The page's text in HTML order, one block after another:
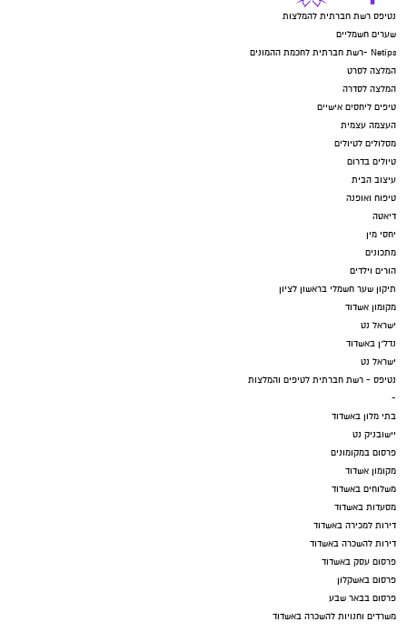
נטיפס רשת חברתית להמלצות
שערים חשמליים
Netips -רשת חברתית לחכמת ההמונים
המלצה לסרט
המלצה לסדרה
טיפים ליחסים אישיים
העצמה עצמית
מסלולים לטיולים
טיולים בדרום
עיצוב הבית
טיפוח ואופנה
דיאטה
יחסי מין
מתכונים
הורים וילדים
תיקון שער חשמלי בראשון לציון
מקומון אשדוד
ישראל נט
נדל"ן באשדוד
ישראל נט
נטיפס - רשת חברתית לטיפים והמלצות
-
בתי מלון באשדוד
יישובניק נט
פרסום במקומונים
מקומון אשדוד
משלוחים באשדוד
מסעדות באשדוד
דירות למכירה באשדוד
דירות להשכרה באשדוד
פרסום עסק באשדוד
פרסום באשקלון
פרסום בבאר שבע
משרדים וחנויות להשכרה באשדוד